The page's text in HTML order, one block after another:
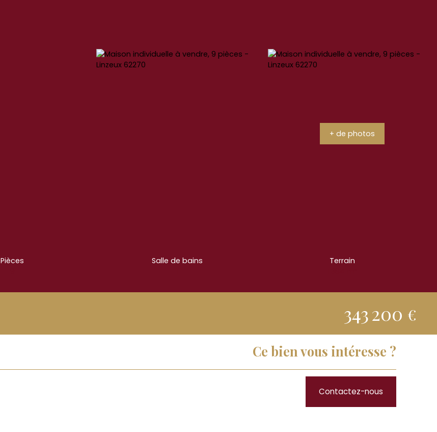
+ de photos
Pièces
Salle de bains
Terrain
343 200 €
Ce bien vous intéresse ?
Contactez-nous